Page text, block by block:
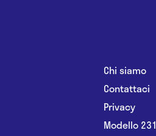
Chi siamo
Contattaci
Privacy
Modello 231